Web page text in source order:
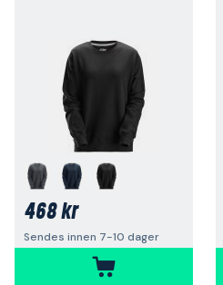
468 kr
Sendes innen 7-10 dager